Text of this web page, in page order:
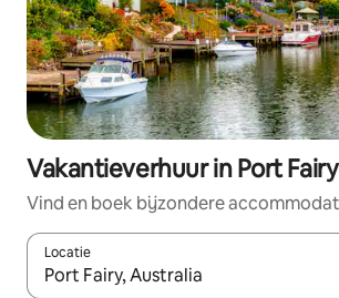
Vakantieverhuur in Port Fairy
Vind en boek bijzondere
Locatie
Wanneer er suggesties beschikbaar